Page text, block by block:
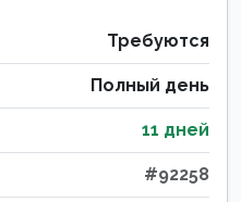
Требуются
Полный день
11 дней
#92258